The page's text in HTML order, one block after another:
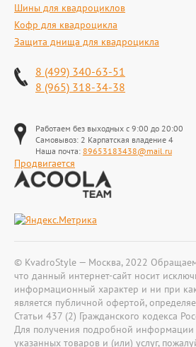
Шины для квадроциклов
Кофр для квадроцикла
Защита днища для квадроцикла
8 (499) 340-63-51
8 (965) 318-34-38
Работаем без выходных с 9:00 до 20:00
Самовывоз: 2 Карпатская владение 4
Наша почта: 89653183438@mail.ru
Продвигается
© KvadroStyle — Москва, 2022
что данный интернет-сайт носит
информационный характер и ни при
является публичной офертой,
Статьи 437 (2) Гражданского кодекса
Для получения подробной информации
указанных товаров и (или) услуг,